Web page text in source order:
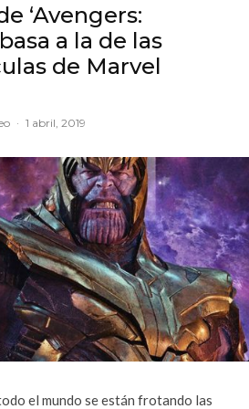
‘Avengers:
a la de las
de Marvel
· 1 abril, 2019
el mundo se están frotando las